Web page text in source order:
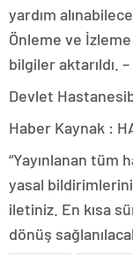
yardım
Önleme ve
bilgiler aktarıldı.
Devlet
Haber Kaynak :
“Yayınlanan tüm
yasal
iletiniz. En kısa
dönüş